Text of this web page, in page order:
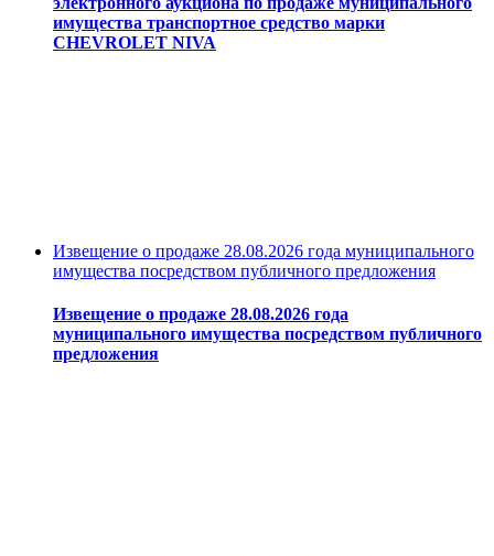
имущества транспортное средство марки
CHEVROLET NIVA
Извещение о продаже 28.08.2026 года муниципального
имущества посредством публичного предложения
Извещение о продаже 28.08.2026 года
муниципального имущества посредством публичного
предложения